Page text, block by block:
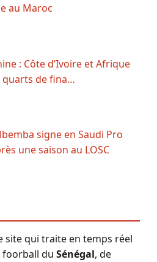
au Maroc
: Côte d’Ivoire et Afrique
quarts de fina…
signe en Saudi Pro
une saison au LOSC
site qui traite en temps réel
du Sénégal, de